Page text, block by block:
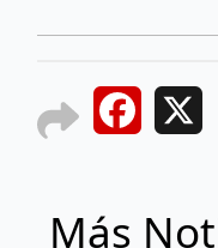
Facebook
Más